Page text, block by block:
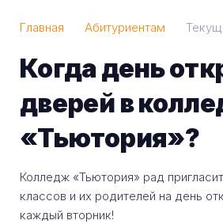
Главная Абитуриентам
Когда день
дверей в
«Тьютория»?
Колледж «Тьютория» рад
классов и их родителей на день
каждый вторник!